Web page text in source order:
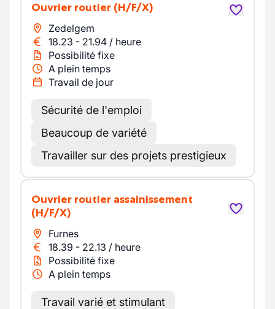
Ouvrier routier (H/F/X)
Zedelgem
18.23 - 21.94 / heure
Possibilité fixe
A plein temps
Travail de jour
Sécurité de l'emploi
Beaucoup de variété
Travailler sur des projets prestigieux
Ouvrier routier assainissement
(H/F/X)
Furnes
18.39 - 22.13 / heure
Possibilité fixe
A plein temps
Travail varié et stimulant